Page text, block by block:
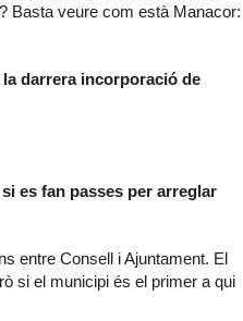
Basta veure com està Manacor:
darrera incorporació de
es fan passes per arreglar
entre Consell i Ajuntament. El
si el municipi és el primer a qui